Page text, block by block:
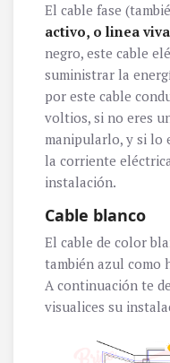
El cable fase
activo, o linea viva
negro, este cable
suministrar la
por este cable
voltios, si no eres
manipularlo, y si lo
la corriente
instalación.
Cable blanco
El cable de color
también azul como
A continuación te
visualices su